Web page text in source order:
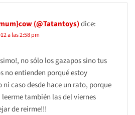
(@Tatantoys)dice:
a las 2:58 pm
no sólo los gazapos sino tus
no entienden porqué estoy
caso desde hace un rato, porque
también las del viernes
de reirme!!!